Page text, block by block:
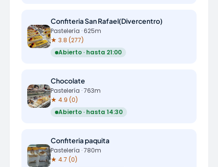
Confiteria San Rafael(Divercentro)
Pastelería · 625m
★ 3.8 (277)
Abierto · hasta 21:00
Chocolate
Pastelería · 763m
★ 4.9 (0)
Abierto · hasta 14:30
Confiteria paquita
Pastelería · 780m
★ 4.7 (0)